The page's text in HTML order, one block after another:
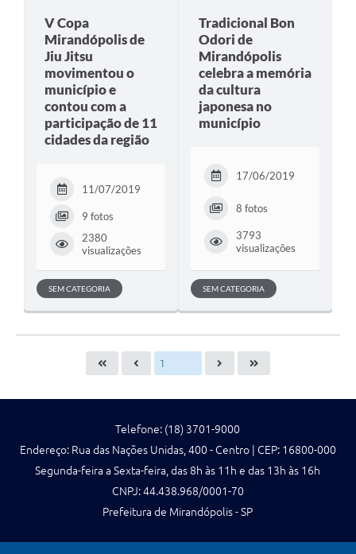
V Copa
Mirandópolis de
Jiu Jitsu
movimentou o
município e
contou com a
participação de 11
cidades da região
11/07/2019
9 fotos
2380
visualizações
SEM CATEGORIA
Tradicional Bon
Odori de
Mirandópolis
celebra a memória
da cultura
japonesa no
município
17/06/2019
8 fotos
3793
visualizações
SEM CATEGORIA
Telefone: (18) 3701-9000
Endereço: Rua das Nações Unidas, 400 - Centro | CEP: 16800-000
Segunda-feira a Sexta-feira, das 8h às 11h e das 13h às 16h
CNPJ: 44.438.968/0001-70
Prefeitura de Mirandópolis - SP